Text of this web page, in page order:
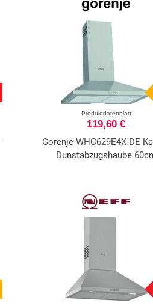
Produktdatenblatt
119,60 €
Gorenje WHC629E4X-DE
Dunstabzugshaube